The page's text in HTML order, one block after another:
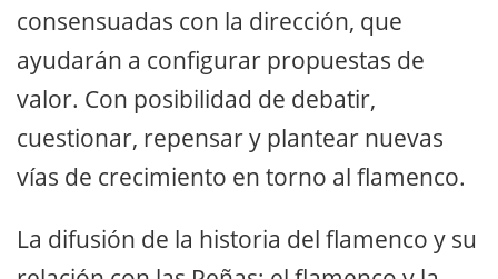
consensuadas con la dirección, que
ayudarán a configurar propuestas de
valor. Con posibilidad de debatir,
cuestionar, repensar y plantear nuevas
vías de crecimiento en torno al flamenco.
La difusión de la historia del flamenco y su